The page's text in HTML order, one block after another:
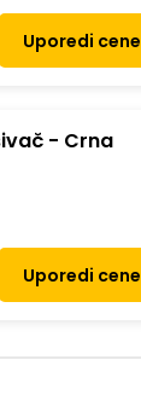
Uporedi cene
- Crna
Uporedi cene